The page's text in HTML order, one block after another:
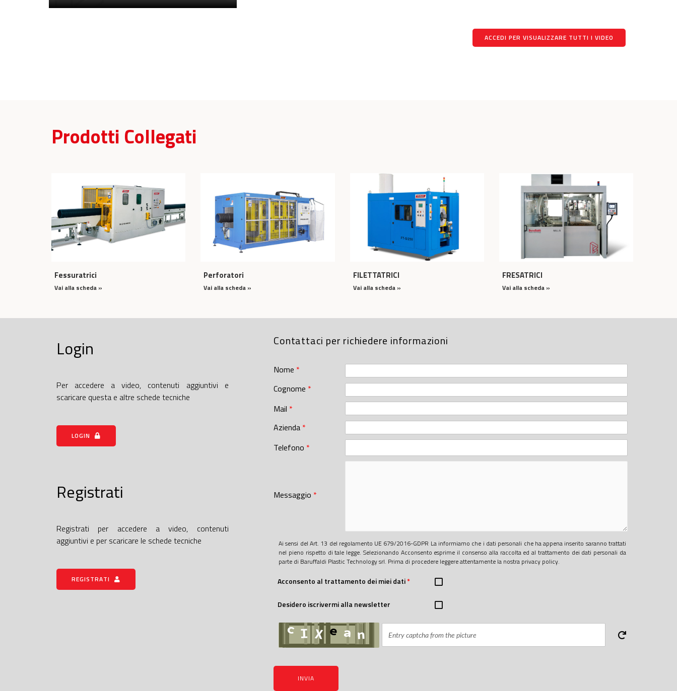
ACCEDI PER VISUALIZZARE TUTTI I VIDEO
Prodotti Collegati
Fessuratrici
Vai alla scheda »
Perforatori
Vai alla scheda »
FILETTATRICI
Vai alla scheda »
FRESATRICI
Vai alla scheda »
Login
Per accedere a video, contenuti aggiuntivi e
scaricare questa e altre schede tecniche
LOGIN
Registrati
Registrati per accedere a video, contenuti
aggiuntivi e per scaricare le schede tecniche
REGISTRATI
Contattaci per richiedere informazioni
Nome *
Cognome *
Mail *
Azienda *
Telefono *
Messaggio *
Ai sensi del Art. 13 del regolamento UE 679/2016-GDPR La informiamo che i dati personali che ha appena inserito saranno trattati
nel pieno rispetto di tale legge. Selezionando Acconsento esprime il consenso alla raccolta ed al trattamento dei dati personali da
parte di Baruffaldi Plastic Technology srl. Prima di procedere leggere attentamente la nostra privacy policy.
Acconsento al trattamento dei miei dati*
Desidero iscrivermi alla newsletter
INVIA